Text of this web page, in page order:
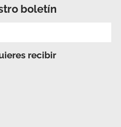
boletín
recibir